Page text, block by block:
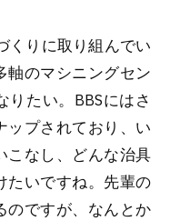
くりに取り組んでい
軸のマシニングセン
りたい。BBSにはさ
ップされており、い
こなし、どんな治具
たいですね。先輩の
のですが、なんとか